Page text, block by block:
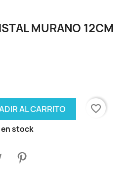
MURANO 12CM
AL CARRITO
favorite_border
stock